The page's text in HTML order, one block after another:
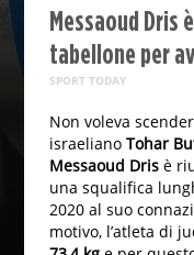
Messaoud Dris
tabellone per
SPORT TODAY
Non voleva
israelianoTohar
Messaoud Dris è
una squalifica
2020 al suo
motivo, l’atleta di